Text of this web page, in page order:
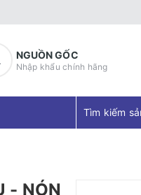
NGUỒN GỐC
Nhập khẩu chính hãng
- NÓN